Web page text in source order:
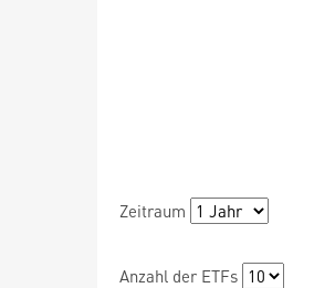
Zeitraum
Anzahl der ETFs